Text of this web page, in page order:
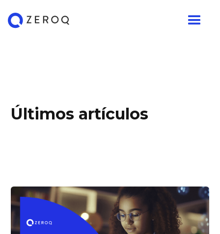
Últimos artículos